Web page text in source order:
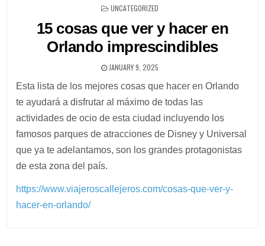
POSTED
UNCATEGORIZED
15 cosas que ver y hacer en
Orlando imprescindibles
JANUARY 9, 2025
Esta lista de los mejores cosas que hacer en Orlando
te ayudará a disfrutar al máximo de todas las
actividades de ocio de esta ciudad incluyendo los
famosos parques de atracciones de Disney y Universal
que ya te adelantamos, son los grandes protagonistas
de esta zona del país.
https://www.viajeroscallejeros.com/cosas-que-ver-y-
hacer-en-orlando/